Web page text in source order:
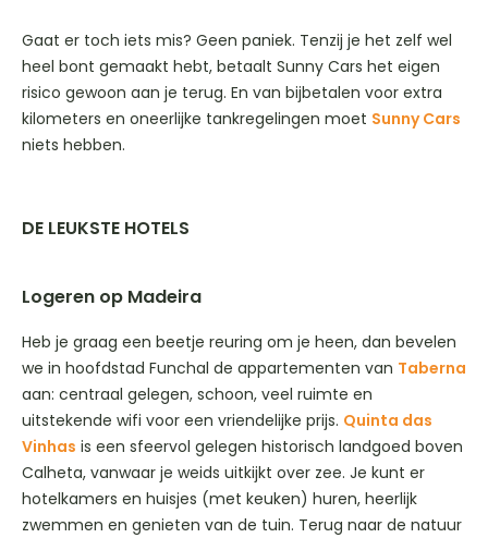
Gaat er toch iets mis? Geen paniek. Tenzij je het zelf wel
heel bont gemaakt hebt, betaalt Sunny Cars het eigen
risico gewoon aan je terug. En van bijbetalen voor extra
kilometers en oneerlijke tankregelingen moet Sunny Cars
niets hebben.
DE LEUKSTE HOTELS
Logeren op Madeira
Heb je graag een beetje reuring om je heen, dan bevelen
we in hoofdstad Funchal de appartementen van Taberna
aan: centraal gelegen, schoon, veel ruimte en
uitstekende wifi voor een vriendelijke prijs. Quinta das
Vinhas is een sfeervol gelegen historisch landgoed boven
Calheta, vanwaar je weids uitkijkt over zee. Je kunt er
hotelkamers en huisjes (met keuken) huren, heerlijk
zwemmen en genieten van de tuin. Terug naar de natuur